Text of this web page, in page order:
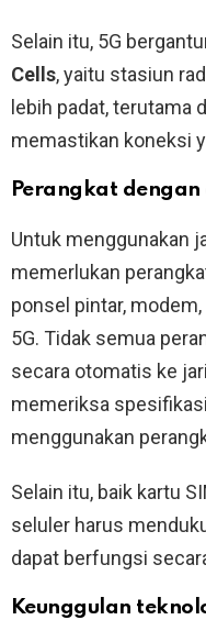
Selain itu, 5G
Cells, yaitu stasiun
lebih padat, terutama
memastikan koneksi
Perangkat dengan
Untuk menggunakan
memerlukan
ponsel pintar,
5G. Tidak semua
secara otomatis ke
memeriksa
menggunakan
Selain itu, baik kartu
seluler harus
dapat berfungsi
Keunggulan